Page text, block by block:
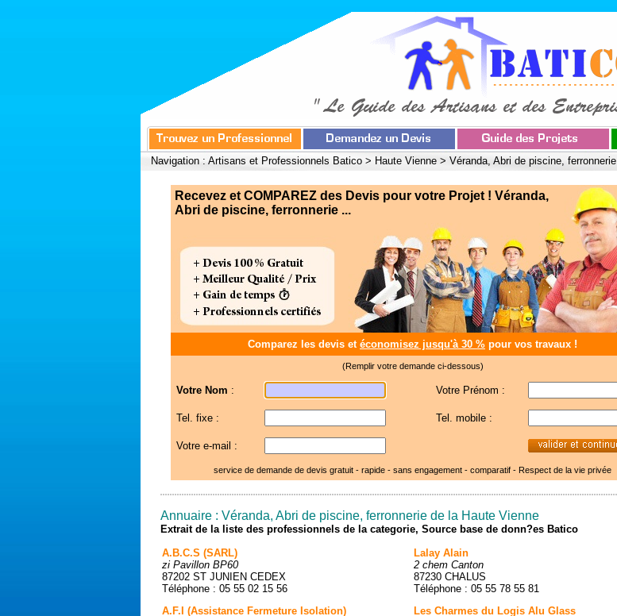
Navigation : Artisans et Professionnels Batico > Haute Vienne > Véranda, Abri de piscine, ferronnerie
Recevez et COMPAREZ des Devis pour votre Projet ! Véranda,
Abri de piscine, ferronnerie ...
Comparez les devis et économisez jusqu'à 30 % pour vos travaux !
(Remplir votre demande ci-dessous)
Votre Nom : Votre Prénom :
Tel. fixe : Tel. mobile :
Votre e-mail :
service de demande de devis gratuit - rapide - sans engagement - comparatif - Respect de la vie privée
Annuaire : Véranda, Abri de piscine, ferronnerie de la Haute Vienne
Extrait de la liste des professionnels de la categorie, Source base de donn?es Batico
A.B.C.S (SARL)
zi Pavillon BP60
87202 ST JUNIEN CEDEX
Téléphone : 05 55 02 15 56
A.F.I (Assistance Fermeture Isolation)
Lalay Alain
2 chem Canton
87230 CHALUS
Téléphone : 05 55 78 55 81
Les Charmes du Logis Alu Glass